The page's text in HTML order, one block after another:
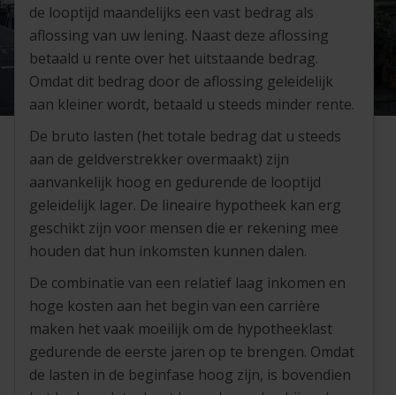
de looptijd maandelijks een vast bedrag als
aflossing van uw lening. Naast deze aflossing
betaald u rente over het uitstaande bedrag.
Omdat dit bedrag door de aflossing geleidelijk
aan kleiner wordt, betaald u steeds minder rente.
De bruto lasten (het totale bedrag dat u steeds
aan de geldverstrekker overmaakt) zijn
aanvankelijk hoog en gedurende de looptijd
geleidelijk lager. De lineaire hypotheek kan erg
geschikt zijn voor mensen die er rekening mee
houden dat hun inkomsten kunnen dalen.
De combinatie van een relatief laag inkomen en
hoge kosten aan het begin van een carrière
maken het vaak moeilijk om de hypotheeklast
gedurende de eerste jaren op te brengen. Omdat
de lasten in de beginfase hoog zijn, is bovendien